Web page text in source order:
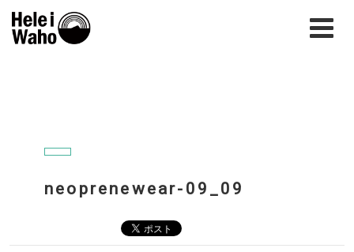
neoprenewear-09_09